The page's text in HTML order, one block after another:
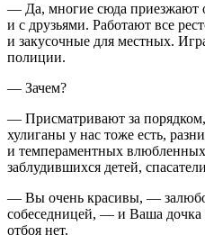
— Да, многие сюда приезжают
и с друзьями. Работают все
и закусочные для местных.
полиции.
— Зачем?
— Присматривают за
хулиганы у нас тоже есть,
и темпераментных влюбленных
заблудившихся детей,
— Вы очень красивы, —
собеседницей, — и Ваша дочка
отбоя нет.